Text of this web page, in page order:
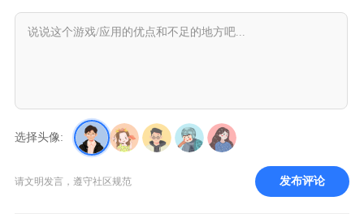
选择头像:
请文明发言，遵守社区规范 发布评论